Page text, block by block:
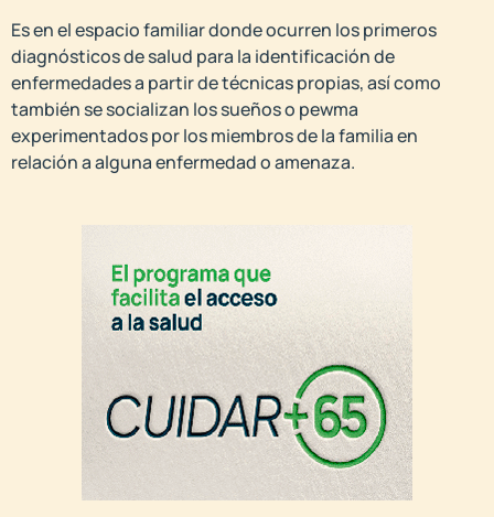
Es en el espacio familiar donde ocurren los primeros
diagnósticos de salud para la identificación de
enfermedades a partir de técnicas propias, así como
también se socializan los sueños o pewma
experimentados por los miembros de la familia en
relación a alguna enfermedad o amenaza.